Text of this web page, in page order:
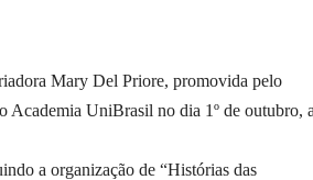
Mary Del Priore, promovida pelo
UniBrasil no dia 1º de outubro, a
a organização de “Histórias das